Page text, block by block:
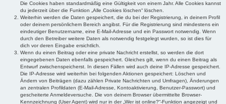
Die Cookies haben standardmäßig eine Gültigkeit von einem Jahr. Alle Cookies kannst
du jederzeit über die Funktion „Alle Cookies löschen“ löschen.
Weiterhin werden die Daten gespeichert, die du bei der Registrierung, in deinem Profil
oder deinem persönlichem Bereich angibst. Für die Registrierung sind mindestens ein
eindeutiger Benutzername, eine E-Mail-Adresse und ein Passwort notwendig. Wenn
durch den Betreiber weitere Daten als notwendig festgelegt wurden, so ist dies für
dich vor deren Eingabe ersichtlich.
Wenn du einen Beitrag oder eine private Nachricht erstellst, so werden die dort
eingegebenen Daten ebenfalls gespeichert. Gleiches gilt, wenn du einen Beitrag als
Entwurf zwischenspeicherst. In diesen Fällen wird auch deine IP-Adresse gespeichert.
Die IP-Adresse wird weiterhin bei folgenden Aktionen gespeichert: Löschen und
Ändern von Beiträgen (dazu zählen Private Nachrichten und Umfragen), Änderungen
an zentralen Profildaten (E-Mail-Adresse, Kontoaktivierung, Benutzer-Passwort) und
gescheiterte Anmeldeversuche. Die von deinem Browser übermittelte Browser-
Kennzeichnung (User Agent) wird nur in der „Wer ist online?“-Funktion angezeigt und